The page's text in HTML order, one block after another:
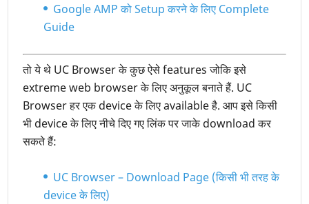
Google AMP को Setup करने के लिए Complete
Guide
तो ये थे UC Browser के कुछ ऐसे features जोकि इसे
extreme web browser के लिए अनुकूल बनाते हैं. UC
Browser हर एक device के लिए available है. आप इसे किसी
भी device के लिए नीचे दिए गए लिंक पर जाके download कर
सकते हैं:
UC Browser – Download Page (किसी भी तरह के
device के लिए)